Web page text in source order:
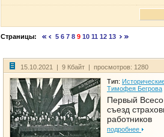
Страницы: 5 6 7 8 9 10 11 12 13
15.10.2021 | 9 Кбайт | просмотров: 1280
Тип:
Тимофея Бегрова
Первый
съезд
работников
подробнее